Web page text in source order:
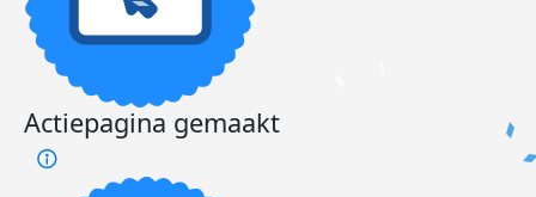
Actiepagina gemaakt